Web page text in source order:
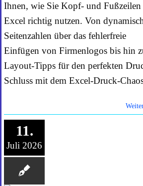
Ihnen, wie Sie Kopf- und Fußzeilen
Excel richtig nutzen. Von
Seitenzahlen über das fehlerfreie
Einfügen von Firmenlogos bis hin
Layout-Tipps für den perfekten
Schluss mit dem Excel-Druck-
11.
Juli 2026